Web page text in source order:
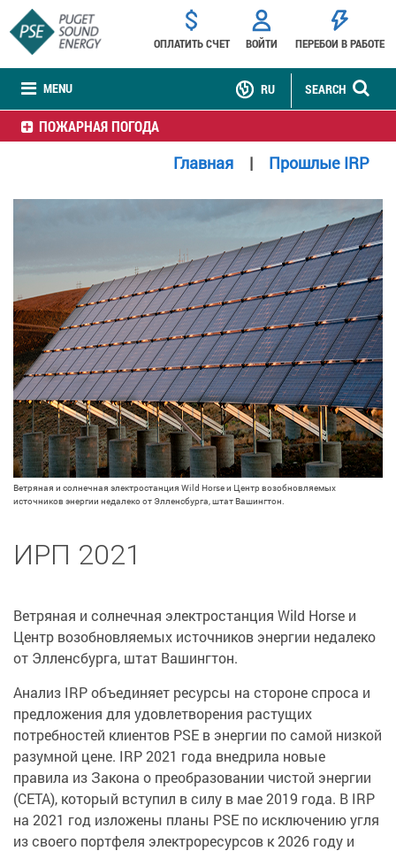
MENU
ОПЛАТИТЬ СЧЕТ ВОЙТИ ПЕРЕБОИ В РАБОТЕ
SEARCH
RU
ПОЖАРНАЯ ПОГОДА
Главная | Прошлые IRP
Ветряная и солнечная электростанция Wild Horse и Центр возобновляемых
источников энергии недалеко от Элленсбурга, штат Вашингтон.
ИРП 2021
Ветряная и солнечная электростанция Wild Horse и
Центр возобновляемых источников энергии недалеко
от Элленсбурга, штат Вашингтон.
Анализ IRP объединяет ресурсы на стороне спроса и
предложения для удовлетворения растущих
потребностей клиентов PSE в энергии по самой низкой
разумной цене. IRP 2021 года внедрила новые
правила из Закона о преобразовании чистой энергии
(CETA), который вступил в силу в мае 2019 года. В IRP
на 2021 год изложены планы PSE по исключению угля
из своего портфеля электроресурсов к 2026 году и